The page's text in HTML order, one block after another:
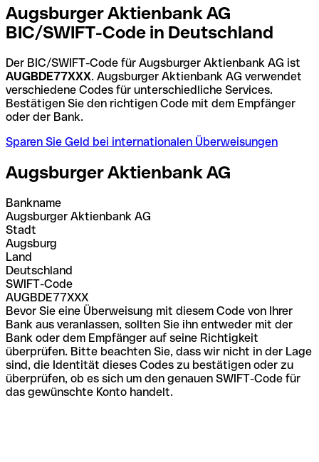
Augsburger Aktienbank AG
BIC/SWIFT-Code in Deutschland
Der BIC/SWIFT-Code für Augsburger Aktienbank AG ist
AUGBDE77XXX. Augsburger Aktienbank AG verwendet
verschiedene Codes für unterschiedliche Services.
Bestätigen Sie den richtigen Code mit dem Empfänger
oder der Bank.
Sparen Sie Geld bei internationalen Überweisungen
Augsburger Aktienbank AG
Bankname
Augsburger Aktienbank AG
Stadt
Augsburg
Land
Deutschland
SWIFT-Code
AUGBDE77XXX
Bevor Sie eine Überweisung mit diesem Code von Ihrer
Bank aus veranlassen, sollten Sie ihn entweder mit der
Bank oder dem Empfänger auf seine Richtigkeit
überprüfen. Bitte beachten Sie, dass wir nicht in der Lage
sind, die Identität dieses Codes zu bestätigen oder zu
überprüfen, ob es sich um den genauen SWIFT-Code für
das gewünschte Konto handelt.